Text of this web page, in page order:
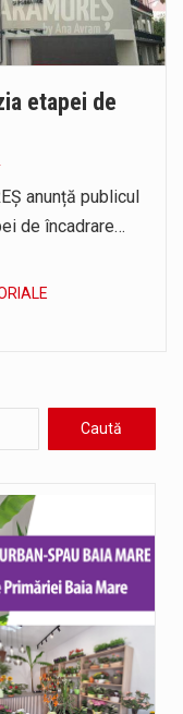
etapei de
anunță publicul
de încadrare…